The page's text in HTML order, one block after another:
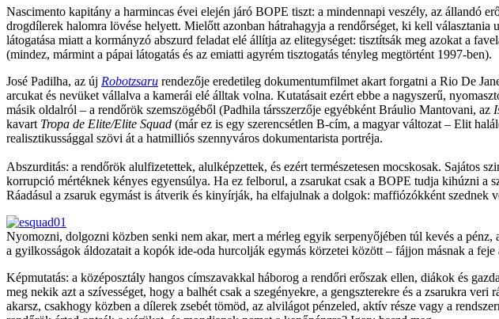
Nascimento kapitány a harmincas évei elején járó BOPE tiszt: a mindennapi veszély, az állandó
drogdílerek halomra lövése helyett. Mielőtt azonban hátrahagyja a rendőrséget, ki kell
látogatása miatt a kormányzó abszurd feladat elé állítja az elitegységet: tisztítsák meg azokat a
(mindez, mármint a pápai látogatás és az emiatti agyrém tisztogatás tényleg megtörtént 1997-ben).
José Padilha, az új Robotzsaru rendezője eredetileg dokumentumfilmet akart forgatni a Rio De
arcukat és nevüket vállalva a kamerái elé álltak volna. Kutatásait ezért ebbe a nagyszerű,
másik oldalról – a rendőrök szemszögéből (Padhila társszerzője egyébként Bráulio Mantovani, az
kavart Tropa de Elite/Elite Squad (már ez is egy szerencsétlen B-cím, a magyar változat – Elit
realisztikussággal szövi át a hatmilliós szennyváros dokumentarista portréja.
Abszurditás: a rendőrök alulfizetettek, alulképzettek, és ezért természetesen mocskosak.
korrupció mértéknek kényes egyensúlya. Ha ez felborul, a zsarukat csak a BOPE tudja kihúzni
Ráadásul a zsaruk egymást is átverik és kinyírják, ha elfajulnak a dolgok: maffiózókként
Nyomozni, dolgozni közben senki nem akar, mert a mérleg egyik serpenyőjében túl kevés a
a gyilkosságok áldozatait a kopók ide-oda hurcolják egymás körzetei között – fájjon másnak a feje
Képmutatás: a középosztály hangos címszavakkal háborog a rendőri erőszak ellen, diákok és
meg nekik azt a szívességet, hogy a balhét csak a szegényekre, a gengszterekre és a zsarukra
akarsz, csakhogy közben a dílerek zsebét tömöd, az alvilágot pénzeled, aktív része vagy a